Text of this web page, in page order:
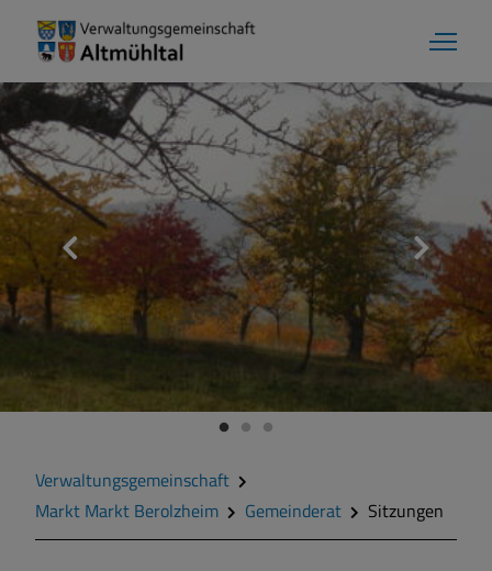
Markt Markt Berolzheim
Grußwort
Kontakt
Zahlen und Daten
Geschichte
Verwaltungsgemeinschaft
Markt Markt Berolzheim
Gemeinderat Sitzungen